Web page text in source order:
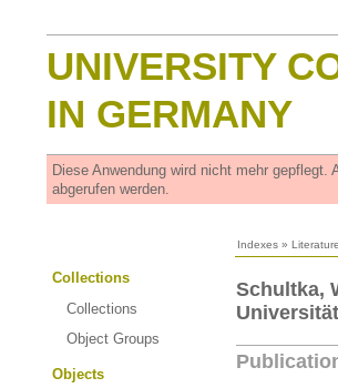
UNIVERSITY
IN GERMANY
Diese Anwendung wird nicht mehr gepflegt.
abgerufen werden.
Indexes » Literature
Collections
Collections
Object Groups
Objects
Schultka,